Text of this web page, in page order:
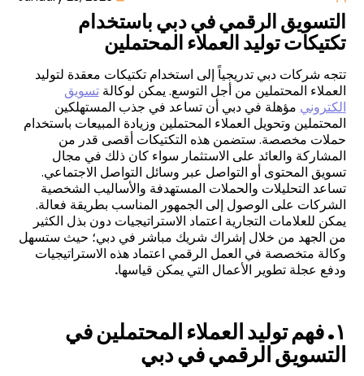
التسويق الرقمي في دبي باستخدام
تكتيكات توليد العملاء المحتملين
تتجه شركات دبي تدريجياً إلى استخدام تكتيكات معقدة لتوليد
العملاء المحتملين من أجل التوسع. يمكن لوكالةتسويق
الكتروني مؤهلة في دبي أن تساعد في جذب المستهلكين
المحتملين وتحويل العملاء المحتملين وزيادة المبيعات باستخدام
حملات مخصصة. ستضمن هذه التكتيكات أقصى قدر من
المشاركة والعائد على الاستثمار سواء كان ذلك في مجال
تسويق المحتوى أو التواصل عبر وسائل التواصل الاجتماعي.
تساعد التحليلات والحملات المستهدفة والأساليب الشخصية
الشركات على الوصول إلى الجمهور المناسب بطريقة فعالة.
يمكن للعلامات التجارية اعتماد الاستراتيجيات دون بذل الكثير
من الجهد من خلال إشراك شريك مباشر في دبي؛ حيث ستسهل
وكالة متخصصة في العمل الرقمي اعتماد هذه الاستراتيجيات
ودفع عجلة تطوير الأعمال التي يمكن قياسها.
١. فهم توليد العملاء المحتملين في
التسويق الرقمي في دبي